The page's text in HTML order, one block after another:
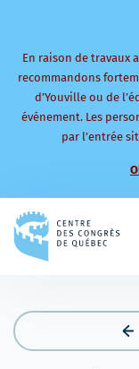
En raison de travaux
recommandons
d’Youville ou de
événement. Les
par l’entrée
à